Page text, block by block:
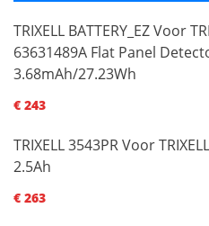
TRIXELL BATTERY_EZ Voor
63631489A Flat Panel
3.68mAh/27.23Wh
€ 243
TRIXELL 3543PR Voor
2.5Ah
€ 263